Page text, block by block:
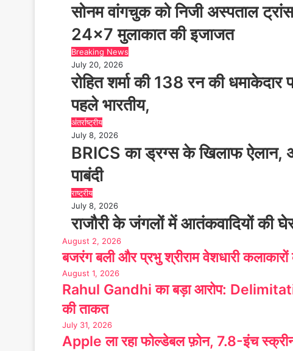
सोनम वांगचुक को निजी अस्पताल
24×7 मुलाकात की इजाजत
Breaking News
July 20, 2026
रोहित शर्मा की 138 रन की
पहले भारतीय,
अंतर्राष्ट्रीय
July 8, 2026
BRICS का ड्रग्स के खिलाफ ऐलान,
पाबंदी
राष्ट्रीय
July 8, 2026
राजौरी के जंगलों में आतंकवादियों की
August 2, 2026
बजरंग बली और प्रभु श्रीराम वेशधारी
August 1, 2026
Rahul Gandhi का बड़ा आरोप:
की ताकत
July 31, 2026
Apple ला रहा फोल्डेबल फ़ोन, 7.8-इंच